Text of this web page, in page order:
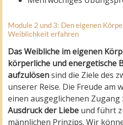
Module 2 und 3: Den eigenen
Weiblichkeit erfahren
Das Weibliche im eigenen
körperliche und energetische
aufzulösensind die Ziele des
unserer Reise. Die Freude am
einen ausgeglichenen Zugang
Ausdruck der Liebe und führt
männlichen Prinzips. Wir